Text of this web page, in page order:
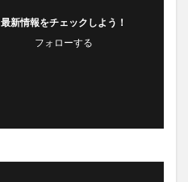
最新情報をチェックしよう！
フォローする